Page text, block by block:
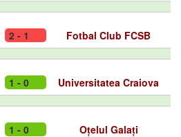
2 - 1 Fotbal Club FCSB
1 - 0 Universitatea Craiova
1 - 0 Oțelul Galați